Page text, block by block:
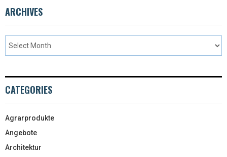
ARCHIVES
CATEGORIES
Agrarprodukte
Angebote
Architektur